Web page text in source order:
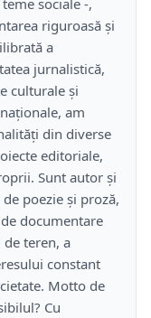
sociale -,
riguroasă și
a
jurnalistică,
culturale și
am
din diverse
editoriale,
Sunt autor și
poezie și proză,
documentare
teren, a
constant
Motto de
Cu